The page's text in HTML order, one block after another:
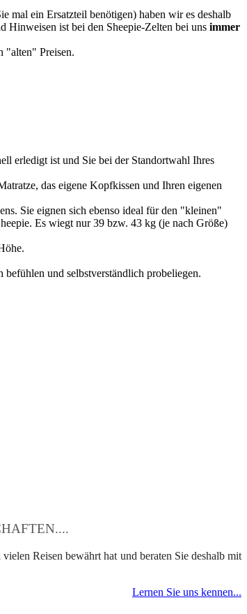
mal ein Ersatzteil benötigen) haben wir es deshalb
Hinweisen ist bei den Sheepie-Zelten bei uns immer
"alten" Preisen.
erledigt ist und Sie bei der Standortwahl Ihres
das eigene Kopfkissen und Ihren eigenen
Sie eignen sich ebenso ideal für den "kleinen"
Es wiegt nur 39 bzw. 43 kg (je nach Größe)
befühlen und selbstverständlich probeliegen.
Reisen bewährt hat und beraten Sie deshalb mit
Lernen Sie uns kennen...